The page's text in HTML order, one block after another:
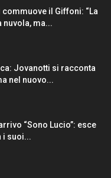
commuove il Giffoni: “La
nuvola, ma...
Jovanotti si racconta
nel nuovo...
“Sono Lucio”: esce
i suoi...